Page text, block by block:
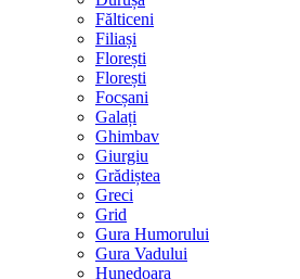
Fălticeni
Filiași
Florești
Florești
Focșani
Galați
Ghimbav
Giurgiu
Grădiștea
Greci
Grid
Gura Humorului
Gura Vadului
Hunedoara